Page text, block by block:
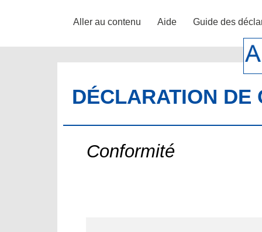
Aller au contenu Aide Guide des
DÉCLARATION DE
Conformité